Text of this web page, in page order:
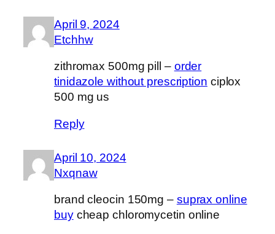
April 9, 2024
Etchhw
zithromax 500mg pill – order
tinidazole without prescription ciplox
500 mg us
Reply
April 10, 2024
Nxqnaw
brand cleocin 150mg – suprax online
buycheap chloromycetin online